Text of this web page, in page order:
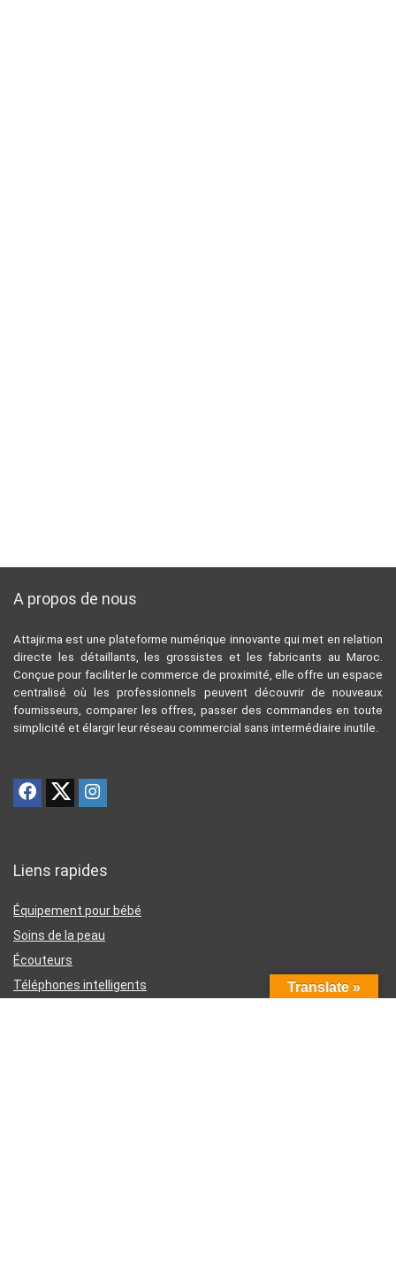
A propos de nous
Attajir.ma est une plateforme numérique innovante qui met en relation
directe les détaillants, les grossistes et les fabricants au Maroc.
Conçue pour faciliter le commerce de proximité, elle offre un espace
centralisé où les professionnels peuvent découvrir de nouveaux
fournisseurs, comparer les offres, passer des commandes en toute
simplicité et élargir leur réseau commercial sans intermédiaire inutile.
Liens rapides
Équipement pour bébé
Soins de la peau
Écouteurs
Téléphones intelligents
Translate »